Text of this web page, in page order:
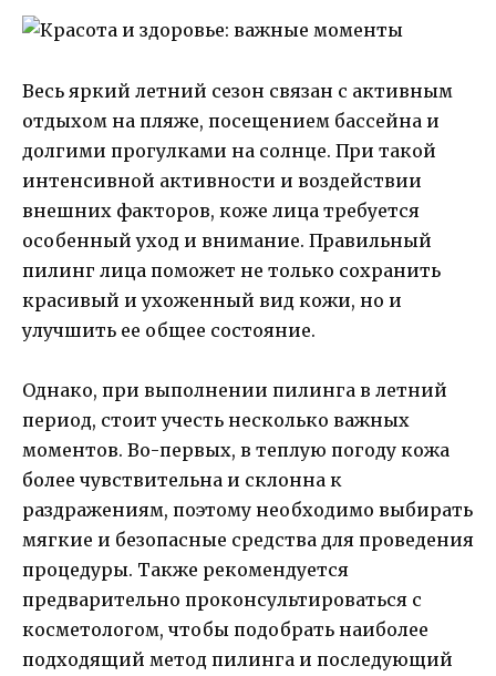
Весь яркий летний сезон связан с активным
отдыхом на пляже, посещением бассейна и
долгими прогулками на солнце. При такой
интенсивной активности и воздействии
внешних факторов, коже лица требуется
особенный уход и внимание. Правильный
пилинг лица поможет не только сохранить
красивый и ухоженный вид кожи, но и
улучшить ее общее состояние.
Однако, при выполнении пилинга в летний
период, стоит учесть несколько важных
моментов. Во-первых, в теплую погоду кожа
более чувствительна и склонна к
раздражениям, поэтому необходимо выбирать
мягкие и безопасные средства для проведения
процедуры. Также рекомендуется
предварительно проконсультироваться с
косметологом, чтобы подобрать наиболее
подходящий метод пилинга и последующий